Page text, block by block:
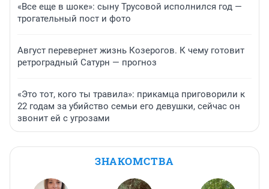
«Все еще в шоке»: сыну Трусовой исполнился год —
трогательный пост и фото
Август перевернет жизнь Козерогов. К чему готовит
ретроградный Сатурн — прогноз
«Это тот, кого ты травила»: прикамца приговорили к
22 годам за убийство семьи его девушки, сейчас он
звонит ей с угрозами
ЗНАКОМСТВА